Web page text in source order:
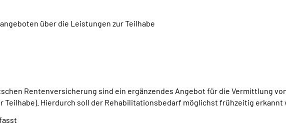
über die Leistungen zur Teilhabe
Rentenversicherung sind ein ergänzendes Angebot für die Vermittlung
Teilhabe). Hierdurch soll der Rehabilitationsbedarf möglichst frühzeitig